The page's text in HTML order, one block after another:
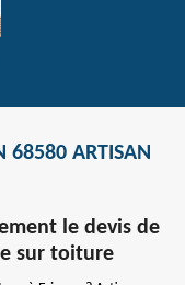
68580 ARTISAN
le devis de
sur toiture